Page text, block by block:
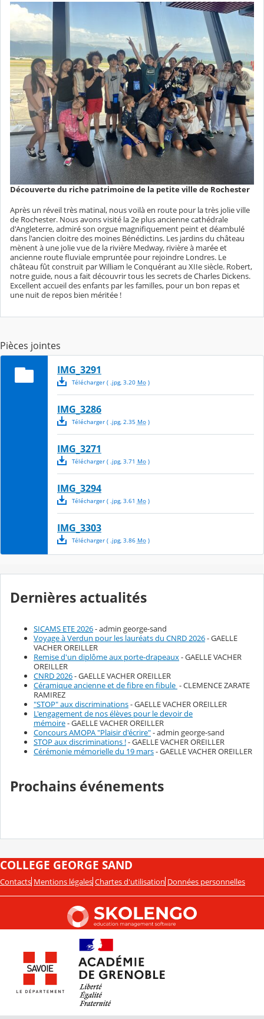
Découverte du riche patrimoine de la petite ville de Rochester
Après un réveil très matinal, nous voilà en route pour la très jolie ville
de Rochester. Nous avons visité la 2e plus ancienne cathédrale
d'Angleterre, admiré son orgue magnifiquement peint et déambulé
dans l'ancien cloitre des moines Bénédictins. Les jardins du château
mènent à une jolie vue de la rivière Medway, rivière à marée et
ancienne route fluviale empruntée pour rejoindre Londres. Le
château fût construit par William le Conquérant au XIIe siècle. Robert,
notre guide, nous a fait découvrir tous les secrets de Charles Dickens.
Excellent accueil des enfants par les familles, pour un bon repas et
une nuit de repos bien méritée !
Pièces jointes
IMG_3291
Télécharger( .jpg, 3.20 Mo)
IMG_3286
Télécharger( .jpg, 2.35 Mo)
IMG_3271
Télécharger( .jpg, 3.71 Mo)
IMG_3294
Télécharger( .jpg, 3.61 Mo)
IMG_3303
Télécharger( .jpg, 3.86 Mo)
Dernières actualités
SICAMS ETE 2026- admin george-sand
Voyage à Verdun pour les lauréats du CNRD 2026- GAELLE
VACHER OREILLER
Remise d'un diplôme aux porte-drapeaux- GAELLE VACHER
OREILLER
CNRD 2026- GAELLE VACHER OREILLER
Céramique ancienne et de fibre en fibule - CLEMENCE ZARATE
RAMIREZ
"STOP" aux discriminations- GAELLE VACHER OREILLER
L'engagement de nos élèves pour le devoir de
mémoire- GAELLE VACHER OREILLER
Concours AMOPA "Plaisir d'écrire"- admin george-sand
STOP aux discriminations !- GAELLE VACHER OREILLER
Cérémonie mémorielle du 19 mars- GAELLE VACHER OREILLER
Prochains événements
COLLEGE GEORGE SAND
Contacts Mentions légales Chartes d'utilisation Données personnelles